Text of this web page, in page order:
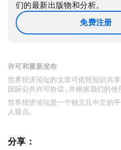
们的最新出版物和分析。
免费注册
许可和重新发布
世界经济论坛的文章可依照知识共
国际公共许可协议 , 并根据我们的使
世界经济论坛是一个独立且中立的
人观点。
分享：